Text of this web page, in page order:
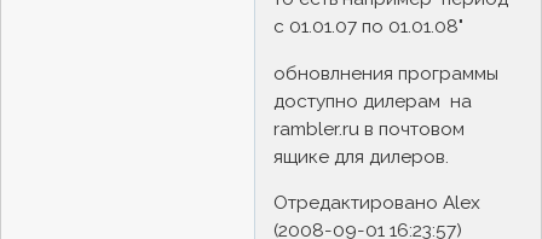
с 01.01.07 по 01.01.08"
обновлнения программы
доступно дилерам на
rambler.ru в почтовом
ящике для дилеров.
Отредактировано Alex
(2008-09-01 16:23:57)